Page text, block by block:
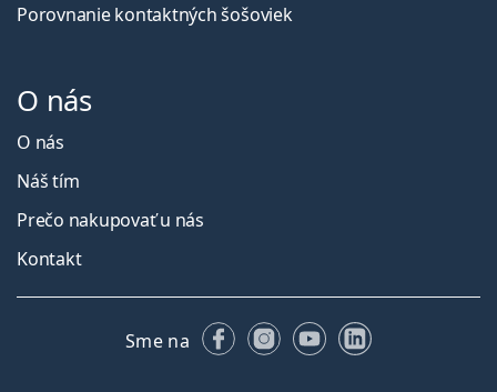
Porovnanie kontaktných šošoviek
O nás
O nás
Náš tím
Prečo nakupovať u nás
Kontakt
Sme na FacebookuInstagrame
YouTubeLinkedIn